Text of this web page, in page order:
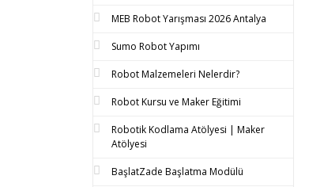
MEB Robot Yarışması 2026 Antalya
Sumo Robot Yapımı
Robot Malzemeleri Nelerdir?
Robot Kursu ve Maker Eğitimi
Robotik Kodlama Atölyesi | Maker
Atölyesi
BaşlatZade Başlatma Modülü